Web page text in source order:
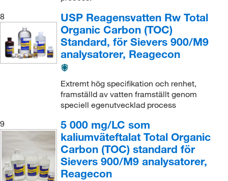
8
USP Reagensvatten Rw Total
Organic Carbon (TOC)
Standard, för Sievers 900/M9
analysatorer, Reagecon
Extremt hög specifikation och renhet,
framställd av vatten framställt genom
speciell egenutvecklad process
9
5 000 mg/LC som
kaliumväteftalat Total Organic
Carbon (TOC) standard för
Sievers 900/M9 analysatorer,
Reagecon